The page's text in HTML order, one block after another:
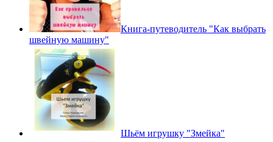
Книга-путеводитель "Как выбрать
швейную машину"
Шьём игрушку "Змейка"